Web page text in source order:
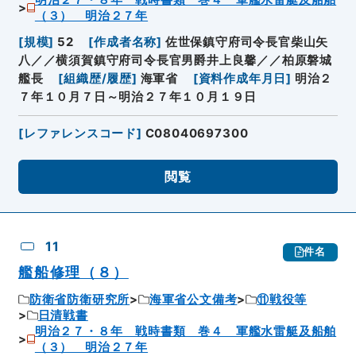
（３） 明治２７年
[規模] 52 [作成者名称] 佐世保鎮守府司令長官柴山矢
八／／横須賀鎮守府司令長官男爵井上良馨／／柏原磐城
艦長
[組織歴/履歴] 海軍省 [資料作成年月日] 明治２
７年１０月７日～明治２７年１０月１９日
[レファレンスコード] C08040697300
閲覧
11 件名
艦船修理（８）
防衛省防衛研究所 海軍省公文備考
⑪戦役等
日清戦書
明治２７・８年 戦時書類 巻４ 軍艦水雷艇及船舶
（３） 明治２７年